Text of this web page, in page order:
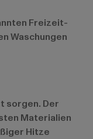
Freizeit-
Waschungen
sorgen. Der
Materialien
Hitze